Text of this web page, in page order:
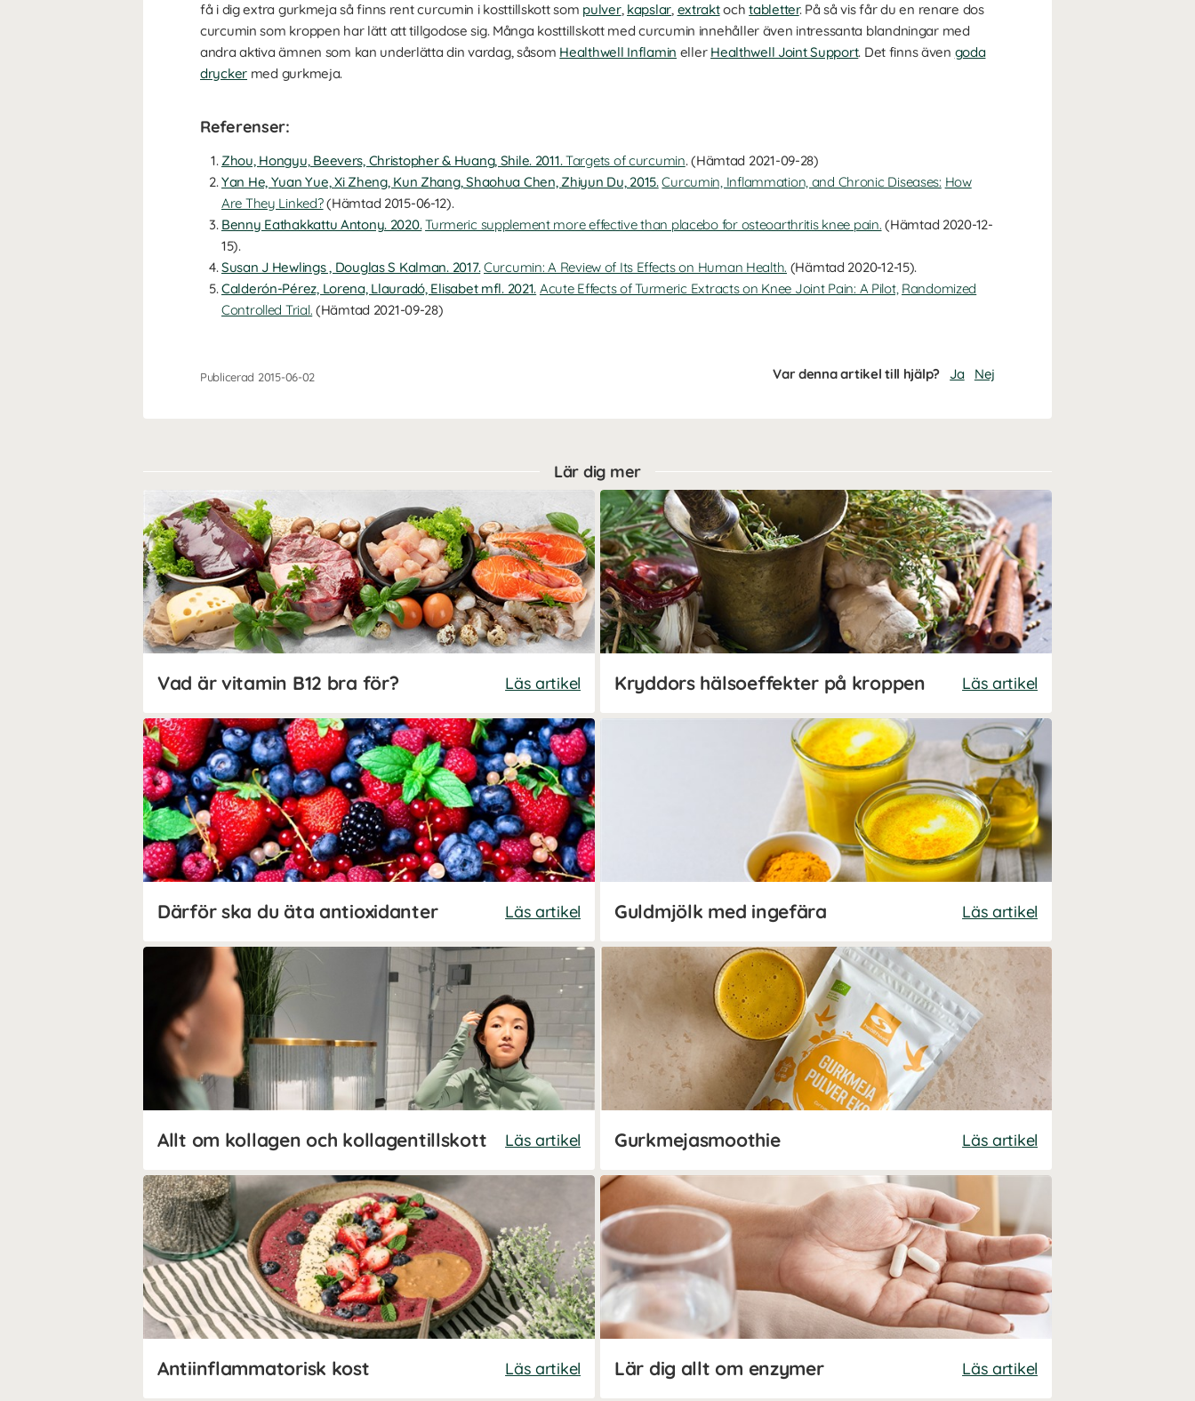
få i dig extra gurkmeja så finns rent curcumin i kosttillskott som pulver, kapslar, extraktochtabletter. På så vis får du en renare dos
curcumin som kroppen har lätt att tillgodose sig. Många kosttillskott med curcumin innehåller även intressanta blandningar med
andra aktiva ämnen som kan underlätta din vardag, såsom Healthwell Inflamin eller Healthwell Joint Support. Det finns även goda
drycker med gurkmeja.
Referenser:
Zhou, Hongyu, Beevers, Christopher & Huang, Shile. 2011.Targets of curcumin. (Hämtad 2021-09-28)
Yan He, Yuan Yue, Xi Zheng, Kun Zhang, Shaohua Chen, Zhiyun Du, 2015.Curcumin, Inflammation, and Chronic Diseases: How
Are They Linked?(Hämtad 2015-06-12).
Benny Eathakkattu Antony. 2020.Turmeric supplement more effective than placebo for osteoarthritis knee pain. (Hämtad 2020-12-
15).
Susan J Hewlings , Douglas S Kalman. 2017.Curcumin: A Review of Its Effects on Human Health. (Hämtad 2020-12-15).
Calderón-Pérez, Lorena, Llauradó, Elisabet mfl. 2021. Acute Effects of Turmeric Extracts on Knee Joint Pain: A Pilot, Randomized
Controlled Trial. (Hämtad 2021-09-28)
Publicerad 2015-06-02 Var denna artikel till hjälp? Ja Nej
Lär dig mer
Vad är vitamin B12 bra för? Läs artikel Kryddors hälsoeffekter på kroppen Läs artikel
Därför ska du äta antioxidanter Läs artikel Guldmjölk med ingefära Läs artikel
Allt om kollagen och kollagentillskott Läs artikel Gurkmejasmoothie Läs artikel
Antiinflammatorisk kost Läs artikel Lär dig allt om enzymer Läs artikel